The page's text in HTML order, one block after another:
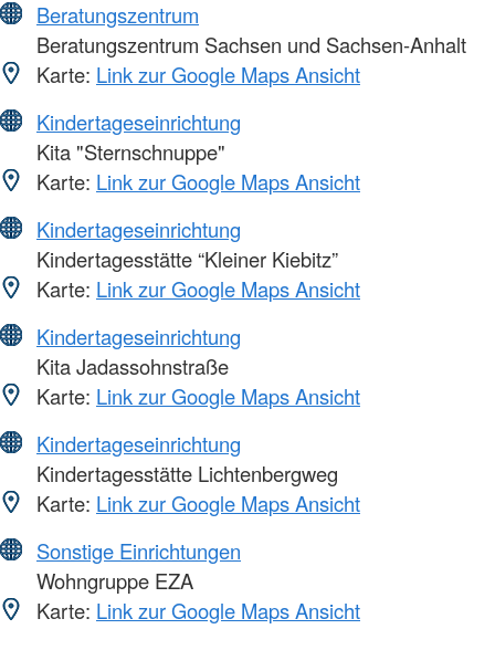
Beratungszentrum
Beratungszentrum Sachsen und Sachsen-Anhalt
Karte: Link zur Google Maps Ansicht
Kindertageseinrichtung
Kita "Sternschnuppe"
Karte: Link zur Google Maps Ansicht
Kindertageseinrichtung
Kindertagesstätte “Kleiner Kiebitz”
Karte: Link zur Google Maps Ansicht
Kindertageseinrichtung
Kita Jadassohnstraße
Karte: Link zur Google Maps Ansicht
Kindertageseinrichtung
Kindertagesstätte Lichtenbergweg
Karte: Link zur Google Maps Ansicht
Sonstige Einrichtungen
Wohngruppe EZA
Karte: Link zur Google Maps Ansicht